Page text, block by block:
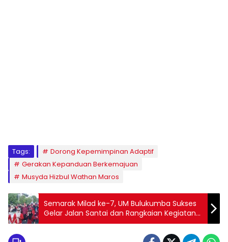
Tags:
Dorong Kepemimpinan Adaptif
Gerakan Kepanduan Berkemajuan
Musyda Hizbul Wathan Maros
Semarak Milad ke-7, UM Bulukumba Sukses
Gelar Jalan Santai dan Rangkaian Kegiatan
Sosial